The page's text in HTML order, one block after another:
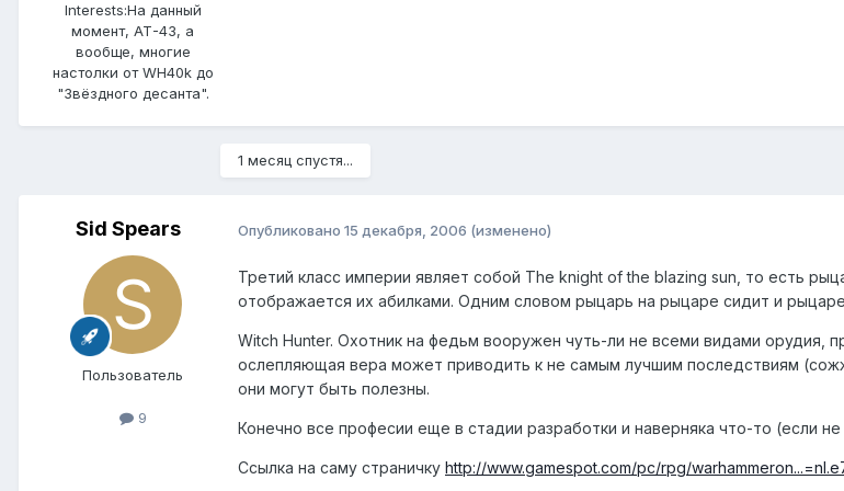
Interests:На данный
момент, АТ-43, а
вообще, многие
настолки от WH40k до
"Звёздного десанта".
1 месяц спустя...
Sid Spears
Пользователь
9
Опубликовано 15 декабря, 2006 (изменено)
Третий класс империи являет собой The knight of the blazing sun, то есть
отображается их абилками. Одним словом рыцарь на рыцаре сидит и
Witch Hunter. Охотник на федьм вооружен чуть-ли не всеми видами
ослепляющая вера может приводить к не самым лучшим последствиям
они могут быть полезны.
Конечно все професии еще в стадии разработки и наверняка что-то (если
Ссылка на саму страничку http://www.gamespot.com/pc/rpg/